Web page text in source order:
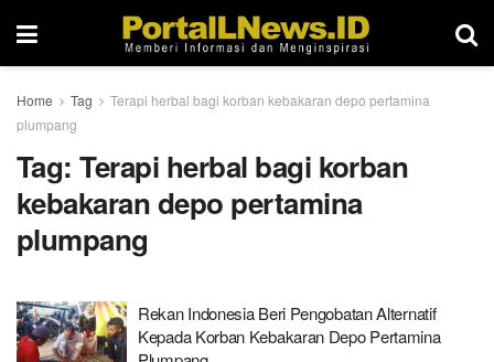
Home Tag
Terapi herbal bagi korban kebakaran depo pertamina
plumpang
Tag:Terapi herbal bagi korban
kebakaran depo pertamina
plumpang
Rekan Indonesia Beri Pengobatan Alternatif
Kepada Korban Kebakaran Depo Pertamina